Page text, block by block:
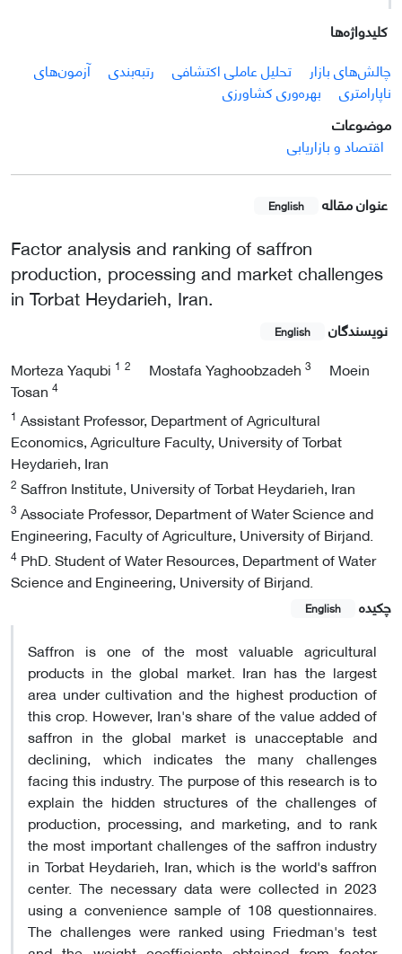
کلیدواژه‌ها
چالش‌های بازار
تحلیل عاملی اکتشافی رتبه‌بندی
آزمون‌های
ناپارامتری
بهره‌وری کشاورزی
موضوعات
اقتصاد و بازاریابی
عنوان مقاله English
Factor analysis and ranking of saffron
production, processing ‎and market challenges
in Torbat Heydarieh, Iran.
نویسندگان English
Morteza Yaqubi 1 2 Mostafa Yaghoobzadeh 3
Moein
Tosan 4
1 Assistant Professor, Department of Agricultural
Economics, Agriculture Faculty, University of Torbat
Heydarieh, Iran
2 Saffron Institute, University of Torbat Heydarieh, Iran
3 Associate Professor, Department of Water Science and
Engineering, Faculty of Agriculture, University of Birjand.
4 PhD. Student of Water Resources, Department of Water
Science and Engineering, University of Birjand.
چکیده
English
Saffron is one of the most valuable agricultural
products in the global market. Iran has the largest
area under cultivation and the highest production of
this crop. However, Iran's share of the value added of
saffron in the global market is unacceptable and
declining, which indicates the many challenges
facing this industry. The purpose of this research is to
explain the hidden structures of the challenges of
production, processing, and marketing, and to rank
the most important challenges of the saffron industry
in Torbat Heydarieh, Iran, which is the world's saffron
center. The necessary data were collected in 2023
using a convenience sample of 108 questionnaires.
The challenges were ranked using Friedman's test